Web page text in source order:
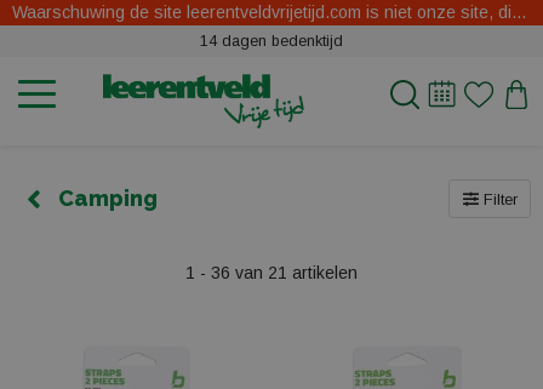
Waarschuwing de site leerentveldvrijetijd.com is niet onze site, dit zijn oplichters.
14 dagen bedenktijd
Camping Filter
1 - 36 van 21 artikelen